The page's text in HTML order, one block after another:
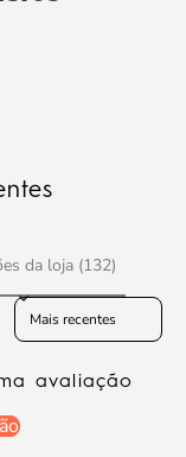
da loja (132)
Sort reviews by
avaliação